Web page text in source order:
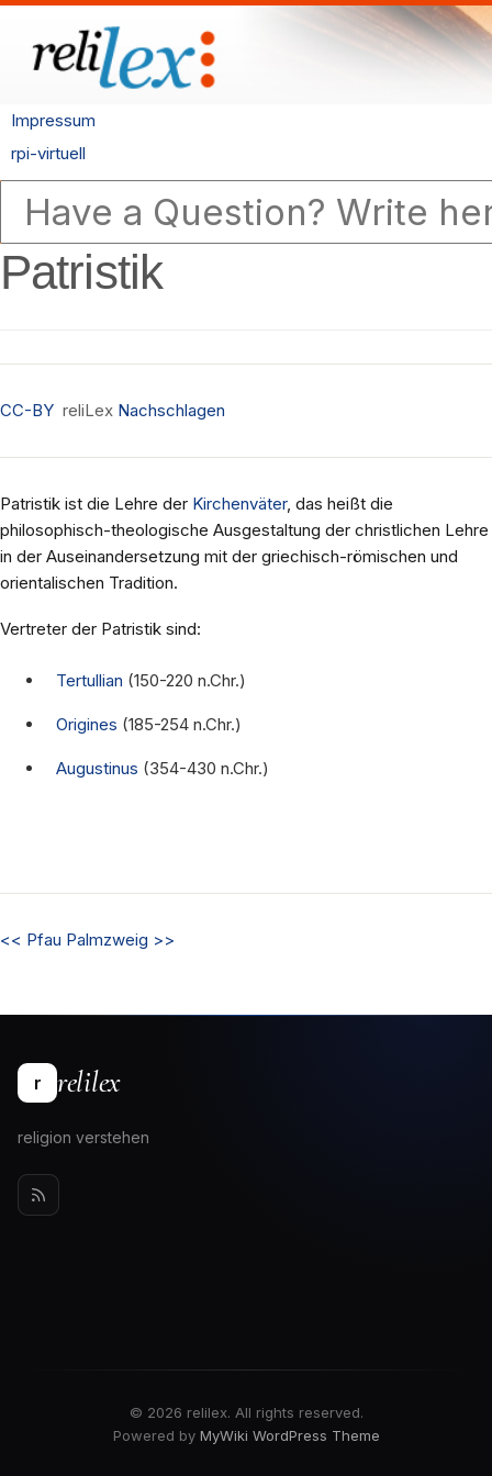
Impressum
rpi-virtuell
Patristik
CC-BY reliLex Nachschlagen
Patristik ist die Lehre der Kirchenväter, das heißt die
philosophisch-theologische Ausgestaltung der christlichen Lehre
in der Auseinandersetzung mit der griechisch-römischen und
orientalischen Tradition.
Vertreter der Patristik sind:
Tertullian (150-220 n.Chr.)
Origines (185-254 n.Chr.)
Augustinus (354-430 n.Chr.)
<< Pfau Palmzweig >>
r relilex
religion verstehen
© 2026 relilex. All rights reserved.
Powered by MyWiki WordPress Theme